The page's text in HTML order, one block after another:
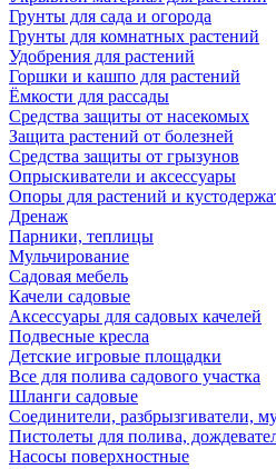
Грунты для сада и огорода
Грунты для комнатных растений
Удобрения для растений
Горшки и кашпо для растений
Ёмкости для рассады
Средства защиты от насекомых
Защита растений от болезней
Средства защиты от грызунов
Опрыскиватели и аксессуары
Опоры для растений и
Дренаж
Парники, теплицы
Мульчирование
Садовая мебель
Качели садовые
Аксессуары для садовых качелей
Подвесные кресла
Детские игровые площадки
Все для полива садового участка
Шланги садовые
Соединители, разбрызгиватели,
Пистолеты для полива,
Насосы поверхностные